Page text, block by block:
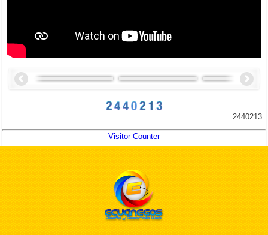
2440213
Visitor Counter